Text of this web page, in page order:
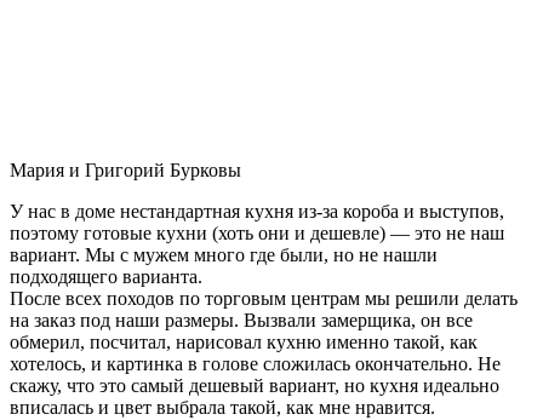
Мария и Григорий Бурковы
У нас в доме нестандартная кухня из-за короба и выступов,
поэтому готовые кухни (хоть они и дешевле) — это не наш
вариант. Мы с мужем много где были, но не нашли
подходящего варианта.
После всех походов по торговым центрам мы решили делать
на заказ под наши размеры. Вызвали замерщика, он все
обмерил, посчитал, нарисовал кухню именно такой, как
хотелось, и картинка в голове сложилась окончательно. Не
скажу, что это самый дешевый вариант, но кухня идеально
вписалась и цвет выбрала такой, как мне нравится.